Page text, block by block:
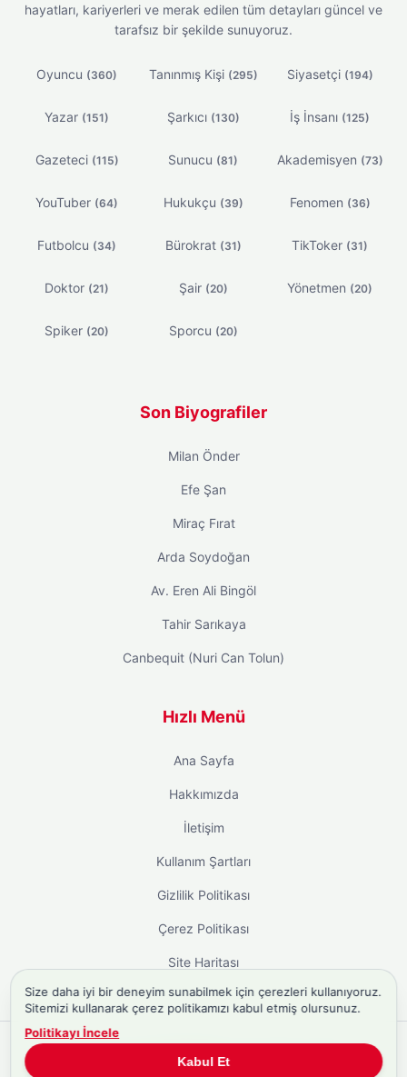
hayatları, kariyerleri ve merak edilen tüm detayları güncel ve
tarafsız bir şekilde sunuyoruz.
Oyuncu (360) Tanınmış Kişi (295) Siyasetçi (194)
Yazar (151) Şarkıcı (130) İş İnsanı (125)
Gazeteci (115) Sunucu (81) Akademisyen (73)
YouTuber (64) Hukukçu (39) Fenomen (36)
Futbolcu (34) Bürokrat (31) TikToker (31)
Doktor (21) Şair (20) Yönetmen (20)
Spiker (20) Sporcu (20)
Son Biyografiler
Milan Önder
Efe Şan
Miraç Fırat
Arda Soydoğan
Av. Eren Ali Bingöl
Tahir Sarıkaya
Canbequit (Nuri Can Tolun)
Hızlı Menü
Ana Sayfa
Hakkımızda
İletişim
Kullanım Şartları
Gizlilik Politikası
Çerez Politikası
Site Haritası
Türkiye'ninBiyografi Sitesi
Size daha iyi bir deneyim sunabilmek için çerezleri kullanıyoruz.
Sitemizi kullanarak çerez politikamızı kabul etmiş olursunuz.
Politikayı İncele
Kabul Et